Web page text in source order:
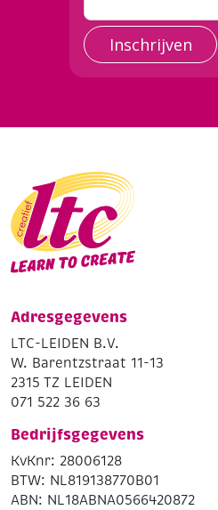
Inschrijven
Adresgegevens
LTC-LEIDEN B.V.
W. Barentzstraat 11-13
2315 TZ LEIDEN
071 522 36 63
Bedrijfsgegevens
KvKnr: 28006128
BTW: NL819138770B01
ABN: NL18ABNA0566420872